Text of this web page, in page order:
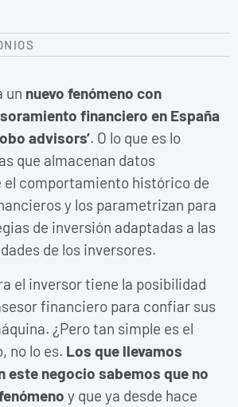
un nuevo fenómeno con
financiero en España
advisors’. O lo que es lo
que almacenan datos
el comportamiento histórico de
y los parametrizan para
de inversión adaptadas a las
de los inversores.
el inversor tiene la posibilidad
financiero para confiar sus
¿Pero tan simple es el
no lo es. Los que llevamos
este negocio sabemos que no
y que ya desde hace